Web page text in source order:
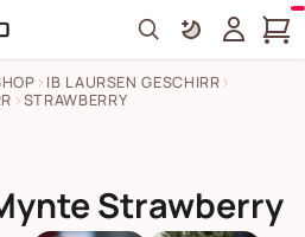
Search
IB LAURSEN GESCHIRR
STRAWBERRY
Strawberry